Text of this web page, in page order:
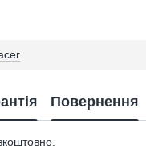
Повернення